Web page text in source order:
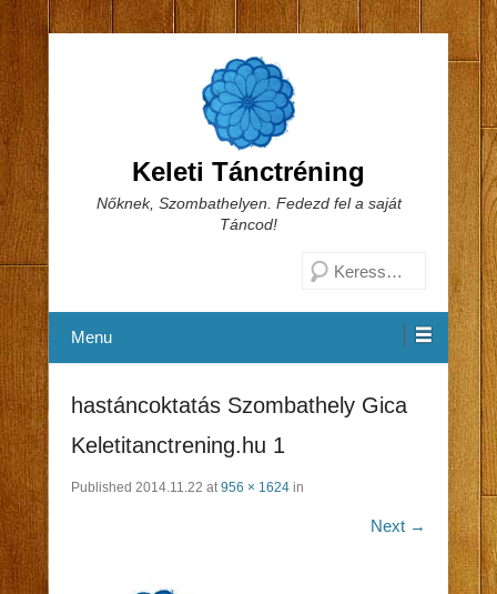
Keleti Tánctréning
Nőknek, Szombathelyen. Fedezd fel a saját
Táncod!
Menu
hastáncoktatás Szombathely Gica
Keletitanctrening.hu 1
Published 2014.11.22 at956 × 1624 in
Next →